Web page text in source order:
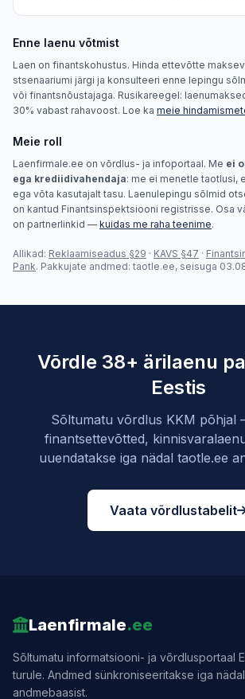
Enne laenu võtmist
Laen on finantskohustus. Hinda ettevõtte
stsenaariumi järgi ja konsulteeri enne lepingu
või finantsnõustajaga. Rusikareegel:
30% vabast rahavoost. Loe ka meie
Meie roll
Laenfirmale.ee on võrdlus- ja infoportaal. Me ei
ega krediidivahendaja: me ei menetle taotlusi,
ega võta kasutajalt tasu. Laenulepingu sõlmid
on kantud Finantsinspektsiooni registrisse. Osa
on partnerlinkid — kuidas me raha teenime.
Allikad: Reklaamiseadus §29 · KAVS §47 ·
Pank. Pakkujate andmed: taotle.ee, seisuga
Võrdle 38+ ärilaenu
Eestis
Sõltumatu võrdlus KKM põhjal
finantsettevõtted,
uuendatakse iga nädal taotle.ee
Vaata võrdlustabelit
Laenfirmale.ee
Sõltumatu informatsiooni- ja võrdlusportaal
turule. Andmed sünkroniseeritakse iga
andmebaasist.